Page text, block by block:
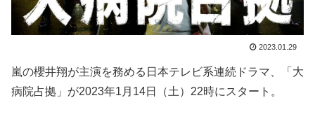
2023.01.29
嵐の櫻井翔が主演を務める日本テレビ系連続ドラマ、「大
病院占拠」が2023年1月14日（土）22時にスタート。